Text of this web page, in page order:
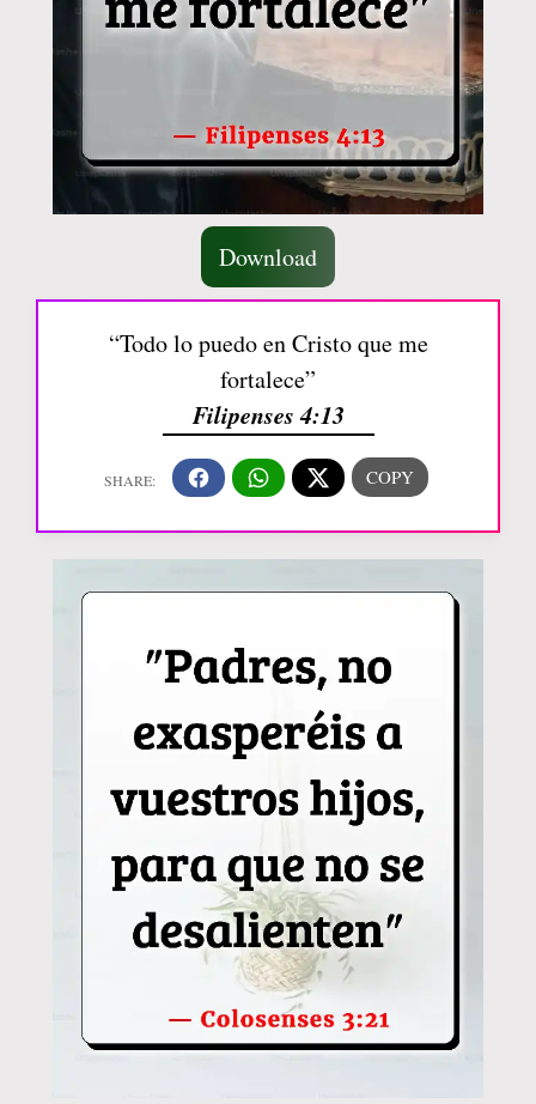
Download
“Todo lo puedo en Cristo que me
fortalece”
Filipenses 4:13